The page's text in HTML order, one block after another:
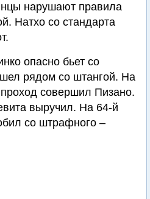
нарушают правила
Натхо со стандарта
опасно бьет со
рядом со штангой. На
совершил Пизано.
выручил. На 64-й
со штрафного –